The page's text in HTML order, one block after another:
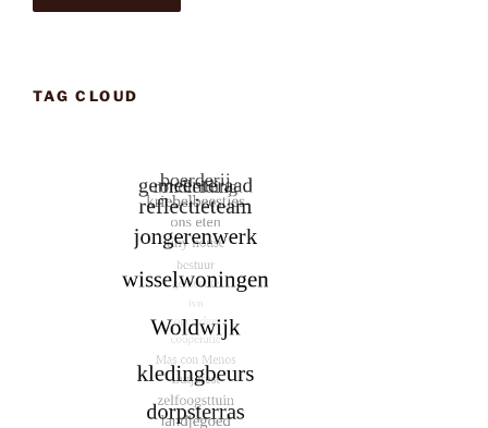
TAG CLOUD